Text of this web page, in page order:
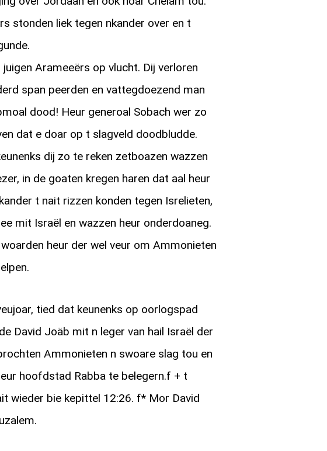
stonden liek tegen nkander over en t
juigen Arameeërs op vlucht. Dij verloren
span peerden en vattegdoezend man
dood! Heur generoal Sobach wer zo
dat e doar op t slagveld doodbludde.
dij zo te reken zetboazen wazzen
in de goaten kregen haren dat aal heur
t nait rizzen konden tegen Isrelieten,
mit Israël en wazzen heur onderdoaneg.
heur der wel veur om Ammonieten
tied dat keunenks op oorlogspad
David Joäb mit n leger van hail Israël der
Ammonieten n swoare slag tou en
hoofdstad Rabba te belegern.f + t
wieder bie kepittel 12:26. f* Mor David